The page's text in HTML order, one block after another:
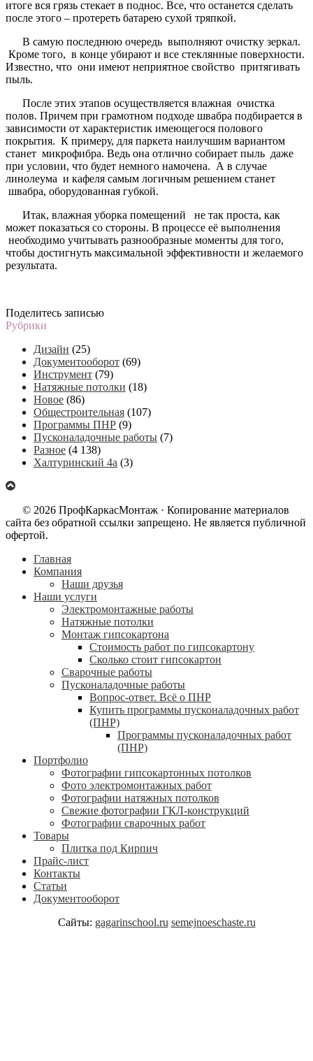
итоге вся грязь стекает в поднос. Все, что останется сделать
после этого – протереть батарею сухой тряпкой.
В самую последнюю очередь выполняют очистку зеркал.
Кроме того, в конце убирают и все стеклянные поверхности.
Известно, что они имеют неприятное свойство притягивать
пыль.
После этих этапов осуществляется влажная очистка
полов. Причем при грамотном подходе швабра подбирается в
зависимости от характеристик имеющегося полового
покрытия. К примеру, для паркета наилучшим вариантом
станет микрофибра. Ведь она отлично собирает пыль даже
при условии, что будет немного намочена. А в случае
линолеума и кафеля самым логичным решением станет
швабра, оборудованная губкой.
Итак, влажная уборка помещений не так проста, как
может показаться со стороны. В процессе её выполнения
необходимо учитывать разнообразные моменты для того,
чтобы достигнуть максимальной эффективности и желаемого
результата.
Поделитесь записью
Рубрики
Дизайн (25)
Документооборот (69)
Инструмент (79)
Натяжные потолки (18)
Новое (86)
Общестроительная (107)
Программы ПНР (9)
Пусконаладочные работы (7)
Разное (4 138)
Халтуринский 4а (3)
© 2026 ПрофКаркасМонтаж · Копирование материалов
сайта без обратной ссылки запрещено. Не является публичной
офертой.
Главная
Компания
Наши друзья
Наши услуги
Электромонтажные работы
Натяжные потолки
Монтаж гипсокартона
Стоимость работ по гипсокартону
Сколько стоит гипсокартон
Сварочные работы
Пусконаладочные работы
Вопрос-ответ. Всё о ПНР
Купить программы пусконаладочных работ
(ПНР)
Программы пусконаладочных работ
(ПНР)
Портфолио
Фотографии гипсокартонных потолков
Фото электромонтажных работ
Фотографии натяжных потолков
Свежие фотографии ГКЛ-конструкций
Фотографии сварочных работ
Товары
Плитка под Кирпич
Прайс-лист
Контакты
Статьи
Документооборот
Сайты: gagarinschool.ru semejnoeschaste.ru